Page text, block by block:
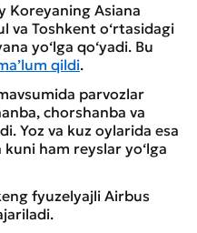
Koreyaning Asiana
va Toshkent o‘rtasidagi
yo‘lga qo‘yadi. Bu
qildi.
parvozlar
chorshanba va
Yoz va kuz oylarida esa
ham reyslar yo‘lga
fyuzelyajli Airbus